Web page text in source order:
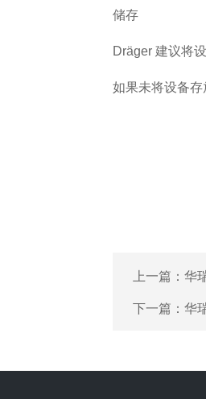
储存
Dräger 建议将
如果未将设备
上一篇： 华
下一篇： 华